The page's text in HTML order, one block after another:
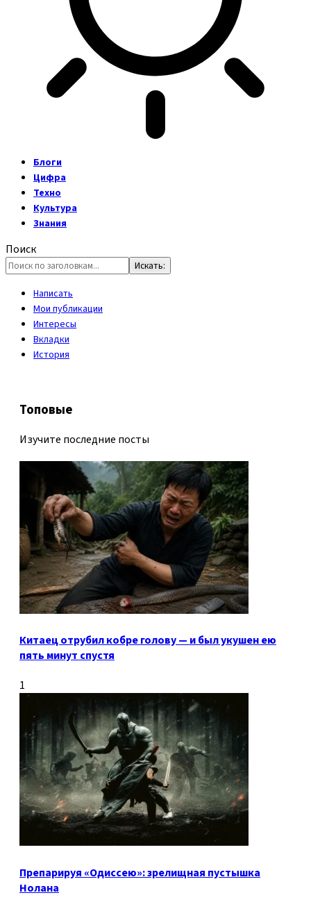
Блоги
Цифра
Техно
Культура
Знания
Поиск
Написать
Мои публикации
Интересы
Вкладки
История
Топовые
Изучите последние посты
Китаец отрубил кобре голову — и был укушен ею
пять минут спустя
1
Препарируя «Одиссею»: зрелищная пустышка
Нолана